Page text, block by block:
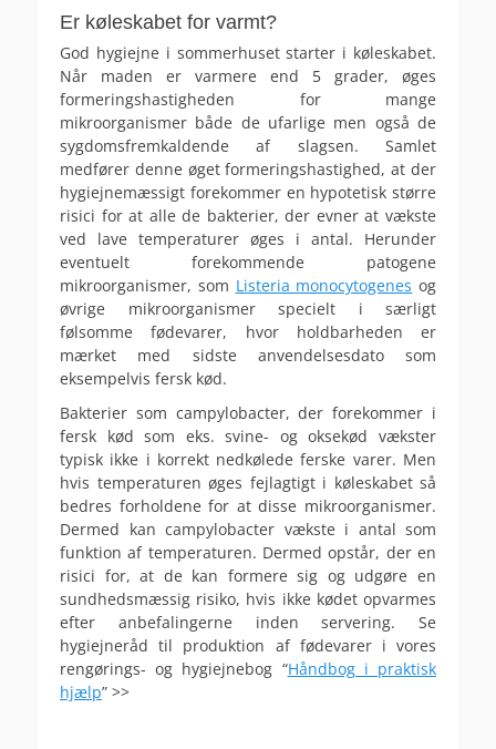
Er køleskabet for varmt?
God hygiejne i sommerhuset starter i køleskabet.
Når maden er varmere end 5 grader, øges
formeringshastigheden for mange
mikroorganismer både de ufarlige men også de
sygdomsfremkaldende af slagsen. Samlet
medfører denne øget formeringshastighed, at der
hygiejnemæssigt forekommer en hypotetisk større
risici for at alle de bakterier, der evner at vækste
ved lave temperaturer øges i antal. Herunder
eventuelt forekommende patogene
mikroorganismer, som Listeria monocytogenes og
øvrige mikroorganismer specielt i særligt
følsomme fødevarer, hvor holdbarheden er
mærket med sidste anvendelsesdato som
eksempelvis fersk kød.
Bakterier som campylobacter, der forekommer i
fersk kød som eks. svine- og oksekød vækster
typisk ikke i korrekt nedkølede ferske varer. Men
hvis temperaturen øges fejlagtigt i køleskabet så
bedres forholdene for at disse mikroorganismer.
Dermed kan campylobacter vækste i antal som
funktion af temperaturen. Dermed opstår, der en
risici for, at de kan formere sig og udgøre en
sundhedsmæssig risiko, hvis ikke kødet opvarmes
efter anbefalingerne inden servering. Se
hygiejneråd til produktion af fødevarer i vores
rengørings- og hygiejnebog “Håndbog i praktisk
hjælp” >>